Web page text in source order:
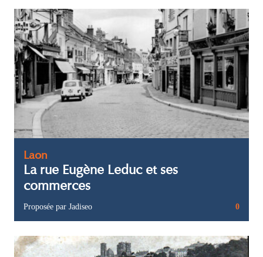
Laon
La rue Eugène Leduc et ses
commerces
Proposée par Jadiseo 0